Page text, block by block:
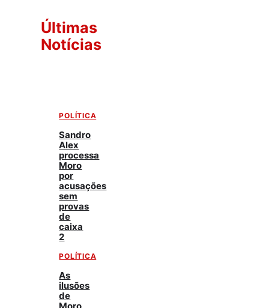
Últimas
Notícias
POLÍTICA
Sandro
Alex
processa
Moro
por
acusações
sem
provas
de
caixa
2
POLÍTICA
As
ilusões
de
Moro